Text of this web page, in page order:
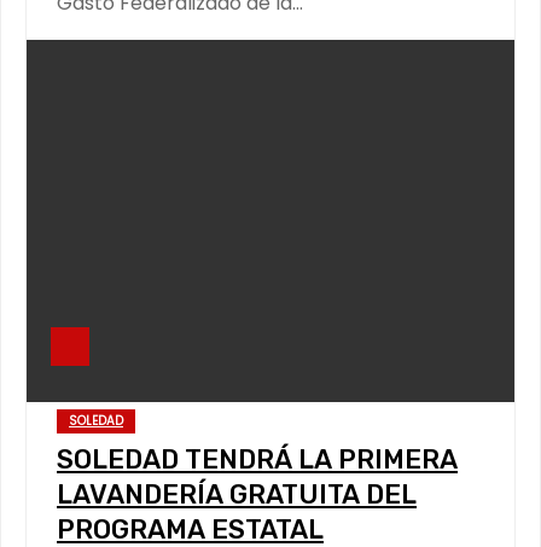
SOLEDAD
SOLEDAD TENDRÁ LA PRIMERA
LAVANDERÍA GRATUITA DEL
PROGRAMA ESTATAL